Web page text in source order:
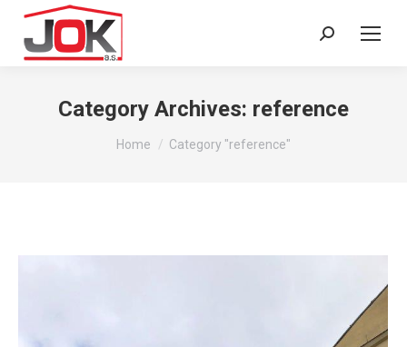
Search:
Category Archives: reference
You are here:
Home Category "reference"